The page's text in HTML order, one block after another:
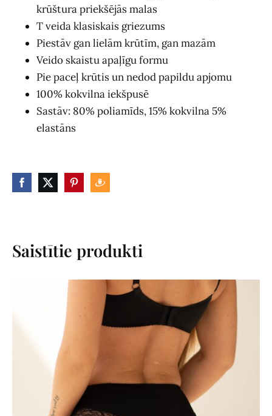
krūštura priekšējās malas
T veida klasiskais griezums
Piestāv gan lielām krūtīm, gan mazām
Veido skaistu apaļīgu formu
Pie paceļ krūtis un nedod papildu apjomu
100% kokvilna iekšpusē
Sastāv: 80% poliamīds, 15% kokvilna 5%
elastāns
Saistītie produkti